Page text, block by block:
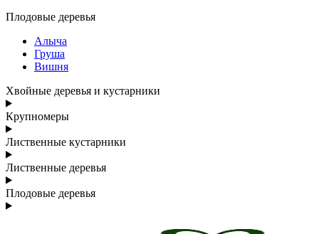
Плодовые деревья
Алыча
Груша
Вишня
Хвойные деревья и кустарники
Крупномеры
Лиственные кустарники
Лиственные деревья
Плодовые деревья